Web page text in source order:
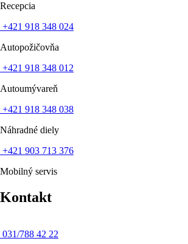
Recepcia
+42‍1 918 348 024
Autopožičovňa
+42‍1 91‍8 348 012
Autoumývareň
+4‍21 918 34‍8 038
Náhradné diely
+421 903 713 376
Mobilný servis
Kontakt
031/788 42 22